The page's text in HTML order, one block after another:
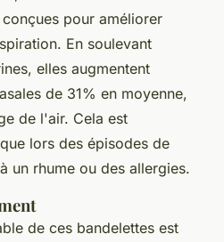
pour améliorer
En soulevant
elles augmentent
de 31% en moyenne,
de l'air. Cela est
lors des épisodes de
un rhume ou des allergies.
de ces bandelettes est